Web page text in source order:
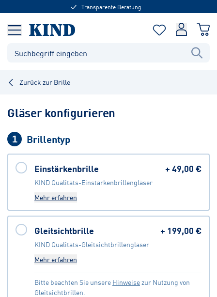
Transparente Beratung
Zurück zur Brille
Gläser konfigurieren
1 Brillentyp
Einstärkenbrille +49,00 €
KIND Qualitäts-Einstärkenbrillengläser
Mehr erfahren
Gleitsichtbrille + 199,00 €
KIND Qualitäts-Gleitsichtbrillengläser
Mehr erfahren
Bitte beachten Sie unsere Hinweisezur Nutzung von
Gleitsichtbrillen.